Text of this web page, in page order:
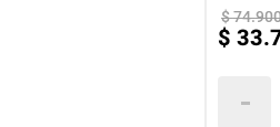
$74.
$ 33.